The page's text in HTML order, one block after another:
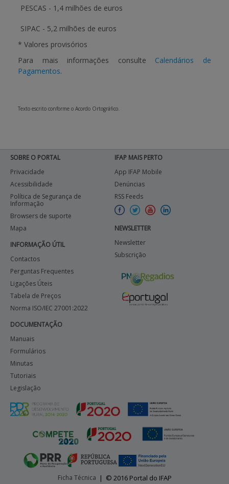
PESCAS - 1,4 milhões de euros
SIPAC - 5,2 milhões de euros
* Valores provisórios
Para mais informações consulte Calendários de
Pagamentos.
Texto escrito conforme o Acordo Ortográfico.
SOBRE O PORTAL
Privacidade
Acessibilidade
Política de Segurança de
Informação
Browsers de suporte
Mapa
INFORMAÇÃO ÚTIL
Contactos
Perguntas Frequentes
Ligações Úteis
Tabela de Preços
Norma ISO/IEC 27001:2022
DOCUMENTAÇÃO
Manuais
Formulários
Minutas
Tutoriais
Legislação
IFAP MAIS PERTO
App IFAP Mobile
Denúncias
RSS Feeds
NEWSLETTER
Newsletter
Subscrição
Ficha Técnica | © 2016 Portal do IFAP